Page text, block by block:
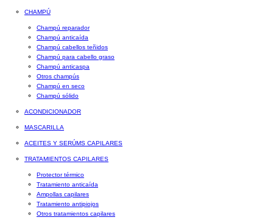
CHAMPÚ
Champú reparador
Champú anticaída
Champú cabellos teñidos
Champú para cabello graso
Champú anticaspa
Otros champús
Champú en seco
Champú sólido
ACONDICIONADOR
MASCARILLA
ACEITES Y SERÚMS CAPILARES
TRATAMIENTOS CAPILARES
Protector térmico
Tratamiento anticaída
Ampollas capilares
Tratamiento antipiojos
Otros tratamientos capilares